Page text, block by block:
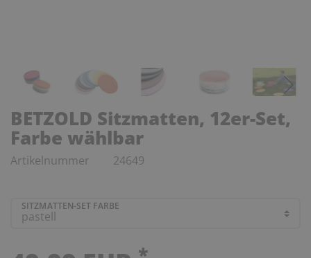
BETZOLD Sitzmatten, 12er-Set,
Farbe wählbar
Artikelnummer 24649
SITZMATTEN-SET FARBE